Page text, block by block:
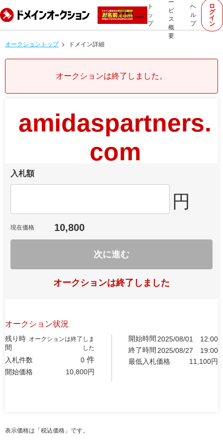
ト
ッ
プ
ー
ビ
ス
概
要
ヘ
ル
プ
ロ
グ
イ
ン
オークショントップ ドメイン詳細
オークションは終了しました。
amidaspartners.
com
入札額
円
現在価格 10,800
次に進む
オークションは終了しました
オークション状況
残り時
間
オークションは終了しま
した
入札件数 0 件
開始価格 10,800円
開始時間 2025/08/01
12:00
終了時間 2025/08/27
19:00
最低入札価格
11,100円
表示価格は「税込価格」です。